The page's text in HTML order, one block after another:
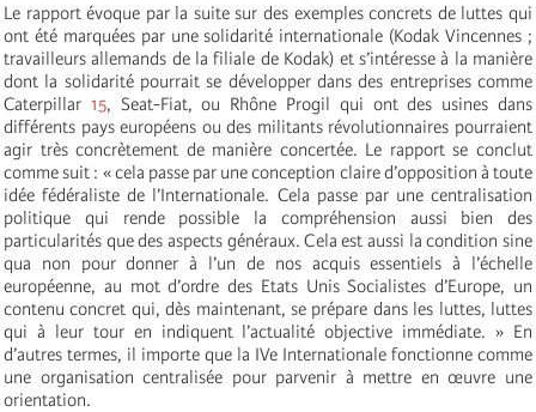
Le rapport évoque par la suite sur des exemples concrets de luttes qui
ont été marquées par une solidarité internationale (Kodak Vincennes ;
travailleurs allemands de la filiale de Kodak) et s’intéresse à la manière
dont la solidarité pourrait se développer dans des entreprises comme
Caterpillar 15, Seat-Fiat, ou Rhône Progil qui ont des usines dans
différents pays européens ou des militants révolutionnaires pourraient
agir très concrètement de manière concertée. Le rapport se conclut
comme suit : « cela passe par une conception claire d’opposition à toute
idée fédéraliste de l’Internationale. Cela passe par une centralisation
politique qui rende possible la compréhension aussi bien des
particularités que des aspects généraux. Cela est aussi la condition sine
qua non pour donner à l’un de nos acquis essentiels à l’échelle
européenne, au mot d’ordre des Etats Unis Socialistes d’Europe, un
contenu concret qui, dès maintenant, se prépare dans les luttes, luttes
qui à leur tour en indiquent l’actualité objective immédiate. » En
d’autres termes, il importe que la IVe Internationale fonctionne comme
une organisation centralisée pour parvenir à mettre en œuvre une
orientation.